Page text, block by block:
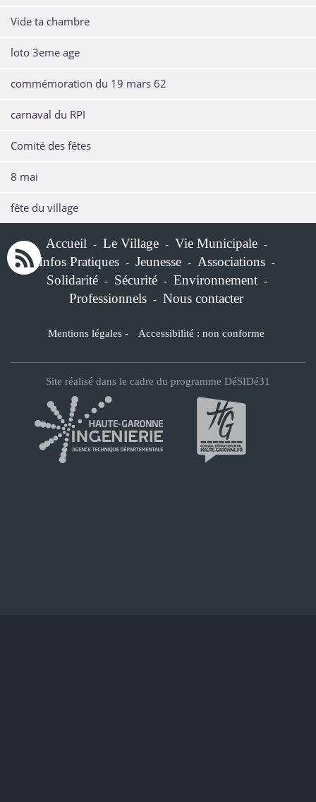
Vide ta chambre
loto 3eme age
commémoration du 19 mars 62
carnaval du RPI
Comité des fêtes
8 mai
fête du village
Accueil - Le Village - Vie Municipale -
Infos Pratiques - Jeunesse - Associations -
Solidarité - Sécurité - Environnement -
Professionnels - Nous contacter
Mentions légales - Accessibilité : non conforme
Site réalisé dans le cadre du programme DéSIDé31